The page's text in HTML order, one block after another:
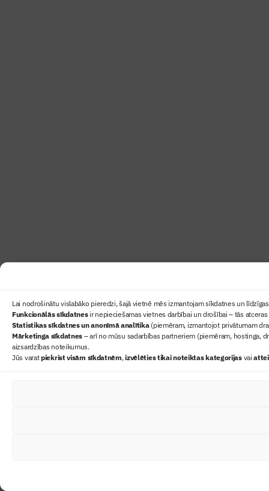
Lai nodrošinātu vislabāko pieredzi, šajā vietnē mēs izmantojam sīkdatnes un
Funkcionālās sīkdatnesir nepieciešamas vietnes darbībai un drošībai – tās
Statistikas sīkdatnes un anonīmā analītika(piemēram, izmantojot privātumam
Mārketinga sīkdatnes – arī no mūsu sadarbības partneriem (piemēram, hostinga,
aizsardzības noteikumus.
Jūs varatpiekrist visām sīkdatnēm,izvēlēties tikai noteiktas kategorijasvai